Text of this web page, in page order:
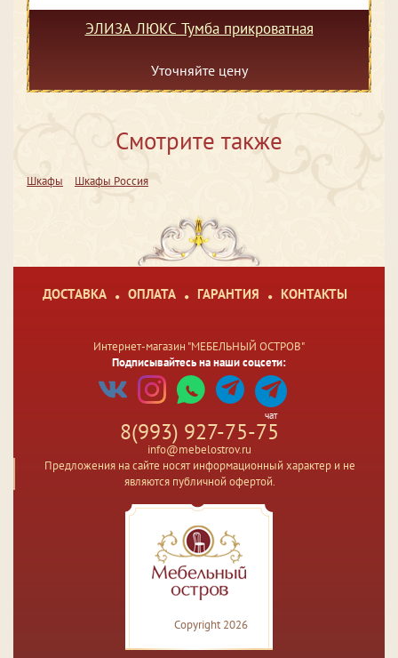
ЭЛИЗА ЛЮКС Тумба прикроватная
Уточняйте цену
Смотрите также
Шкафы Шкафы Россия
ДОСТАВКА ОПЛАТА ГАРАНТИЯ КОНТАКТЫ
Интернет-магазин "МЕБЕЛЬНЫЙ ОСТРОВ"
Подписывайтесь на наши соцсети:
чат
8(993) 927-75-75
info@mebelostrov.ru
Предложения на сайте носят информационный характер и не
являются публичной офертой.
Copyright 2026